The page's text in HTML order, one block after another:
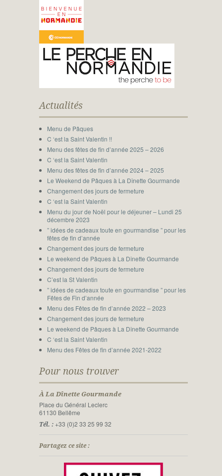
Actualités
Menu de Pâques
C ‘est la Saint Valentin !!
Menu des fêtes de fin d’année 2025 – 2026
C ‘est la Saint Valentin
Menu des fêtes de fin d’année 2024 – 2025
Le Weekend de Pâques à La Dînette Gourmande
Changement des jours de fermeture
C ‘est la Saint Valentin
Menu du jour de Noël pour le déjeuner – Lundi 25
décembre 2023
” idées de cadeaux toute en gourmandise ” pour les
fêtes de fin d’année
Changement des jours de fermeture
Le weekend de Pâques à La Dînette Gourmande
Changement des jours de fermeture
C’est la St Valentin
” idées de cadeaux toute en gourmandise ” pour les
Fêtes de Fin d’année
Menu des Fêtes de fin d’année 2022 – 2023
Changement des jours de fermeture
Le weekend de Pâques à La Dînette Gourmande
C ‘est la Saint Valentin
Menu des Fêtes de fin d’année 2021-2022
Pour nous trouver
À La Dînette Gourmande
Place du Général Leclerc
61130 Bellême
Tél. :+33 (0)2 33 25 99 32
Partagez ce site :